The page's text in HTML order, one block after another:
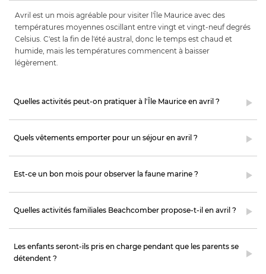
Avril est un mois agréable pour visiter l'Île Maurice avec des
températures moyennes oscillant entre vingt et vingt-neuf degrés
Celsius. C'est la fin de l'été austral, donc le temps est chaud et
humide, mais les températures commencent à baisser
légèrement.
Quelles activités peut-on pratiquer à l'Île Maurice en avril ?
Quels vêtements emporter pour un séjour en avril ?
Est-ce un bon mois pour observer la faune marine ?
Quelles activités familiales Beachcomber propose-t-il en avril ?
Les enfants seront-ils pris en charge pendant que les parents se
détendent ?